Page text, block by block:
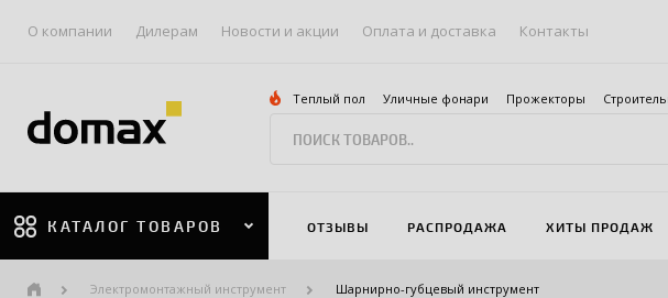
О компании Дилерам Новости и акции Оплата и доставка Контакты
Теплый пол Уличные фонари Прожекторы
КАТАЛОГ ТОВАРОВ ОТЗЫВЫ РАСПРОДАЖА ХИТЫ ПРОДАЖ
Электромонтажный инструмент Шарнирно-губцевый инструмент